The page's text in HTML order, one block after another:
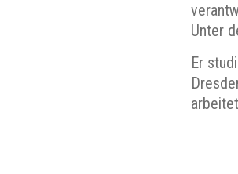
Unter
Er